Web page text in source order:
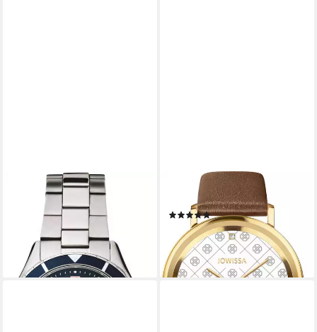
SWISS ALPINE MILITARY
Schweizer Uhr Nautilus
149,00 €
lieferbar - in 2-3 Werktagen bei dir
JOWISSA
Schweizer Uhr AnWy
(1)
49,00 € UVP229,00 €
-79%
lieferbar - in 2-3 Werktagen bei dir